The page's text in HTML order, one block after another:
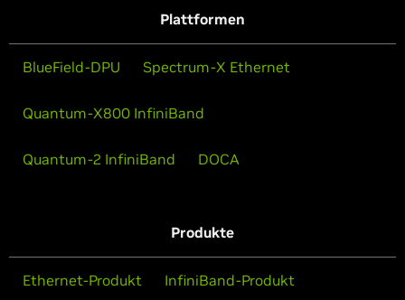
Plattformen
BlueField-DPU Spectrum-X Ethernet
Quantum-X800 InfiniBand
Quantum-2 InfiniBand DOCA
Produkte
Ethernet-Produkt InfiniBand-Produkt